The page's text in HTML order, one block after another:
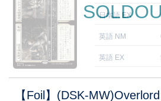
日本語 EX
英語 NM
英語 EX
【Foil】(DSK-